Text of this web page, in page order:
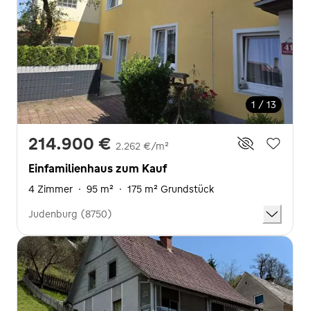
1 / 13
214.900 € 2.262 €/m²
Einfamilienhaus zum Kauf
4 Zimmer · 95 m² · 175 m² Grundstück
Judenburg (8750)